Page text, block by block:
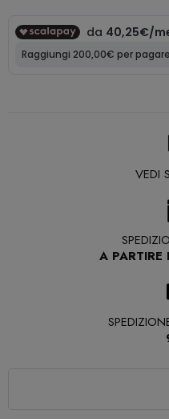
VEDI
A PARTIRE